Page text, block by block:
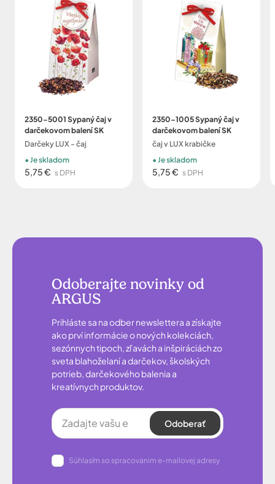
2350-5001 Sypaný čaj v
darčekovom balení SK
Darčeky LUX - čaj
5,75 € s DPH
Je skladom
2350-1005 Sypaný čaj v
darčekovom balení SK
čaj v LUX krabičke
5,75 € s DPH
Je skladom
Odoberajte novinky od
ARGUS
Prihláste sa na odber newslettera a získajte
ako prví informácie o nových kolekciách,
sezónnych tipoch, zľavách a inšpiráciách zo
sveta blahoželaní a darčekov, školských
potrieb, darčekového balenia a
kreatívnych produktov.
Odoberať
Súhlasím so spracovanim e-mailovej adresy